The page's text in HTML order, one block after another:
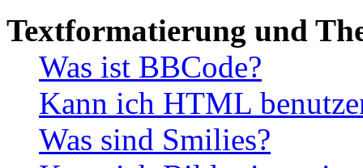
Textformatierung und
Was ist BBCode?
Kann ich HTML
Was sind Smilies?